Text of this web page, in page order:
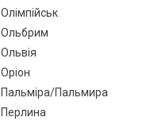
Олімпійськ
Ольбрим
Ольвія
Оріон
Пальміра/Пальмира
Перлина